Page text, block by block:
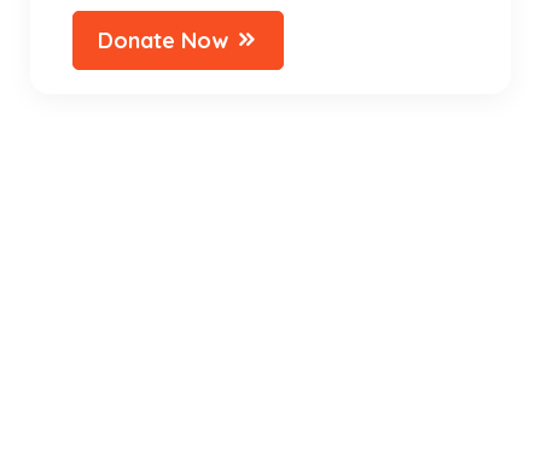
Donate Now